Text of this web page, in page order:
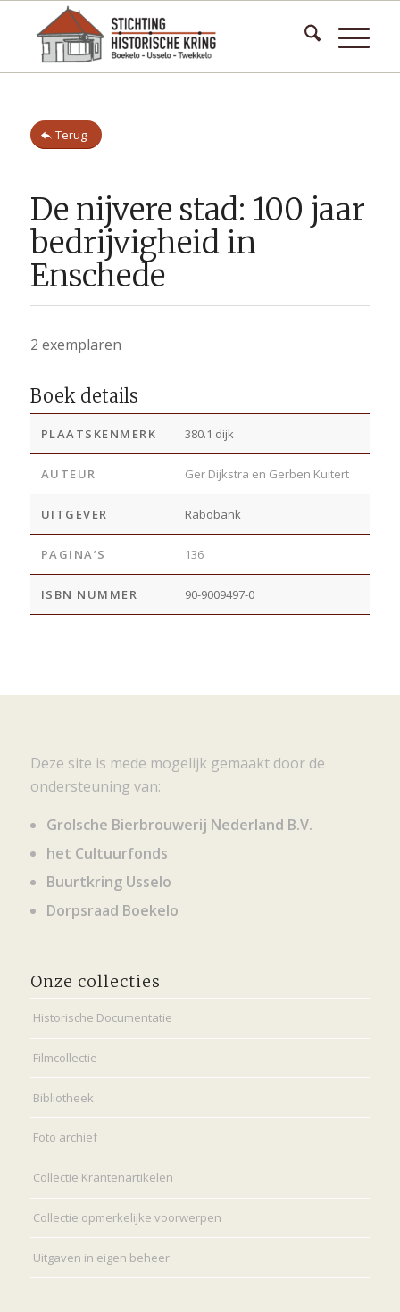
Terug
De nijvere stad: 100 jaar
bedrijvigheid in
Enschede
2 exemplaren
Boek details
PLAATSKENMERK 380.1 dijk
AUTEUR Ger Dijkstra en Gerben Kuitert
UITGEVER Rabobank
PAGINA’S 136
ISBN NUMMER 90-9009497-0
Deze site is mede mogelijk gemaakt door de
ondersteuning van:
Grolsche Bierbrouwerij Nederland B.V.
het Cultuurfonds
Buurtkring Usselo
Dorpsraad Boekelo
Onze collecties
Historische Documentatie
Filmcollectie
Bibliotheek
Foto archief
Collectie Krantenartikelen
Collectie opmerkelijke voorwerpen
Uitgaven in eigen beheer